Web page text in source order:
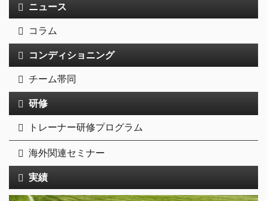
ニュース
コラム
コンディショニング
チーム帯同
研修
トレーナー研修プログラム
海外関連セミナー
実績